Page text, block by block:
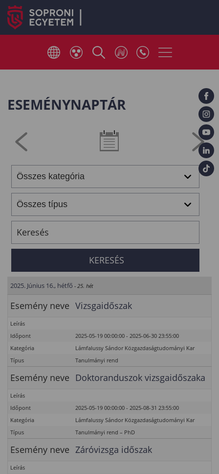
ESEMÉNYNAPTÁR
2025. Június 16., hétfő - 25. hét
Esemény neve Vizsgaidőszak
Leírás
Időpont
2025-05-19 00:00:00 - 2025-06-30 23:55:00
Kategória
Lámfalussy Sándor Közgazdaságtudományi Kar
Típus
Tanulmányi rend
Esemény neve Doktoranduszok vizsgaidőszaka
Leírás
Időpont
2025-05-19 00:00:00 - 2025-08-31 23:55:00
Kategória
Lámfalussy Sándor Közgazdaságtudományi Kar
Típus
Tanulmányi rend – PhD
Esemény neve Záróvizsga időszak
Leírás